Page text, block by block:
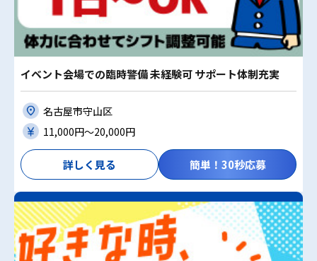
イベント会場での臨時警備 未経験可 サポート体制充実
名古屋市守山区
11,000円〜20,000円
詳しく見る 簡単！30秒応募